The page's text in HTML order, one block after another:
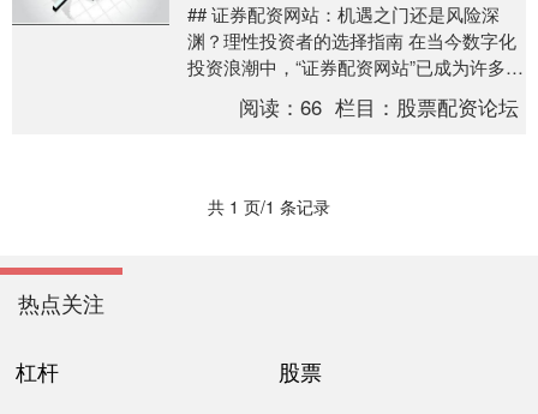
## 证券配资网站：机遇之门还是风险深
渊？理性投资者的选择指南 在当今数字化
投资浪潮中，“证券配资网站”已成为许多寻
求扩大收益的投资者关注的焦点。这些平
台以其便....
阅读：66 栏目： 股票配资论坛
共 1 页/1 条记录
热点关注
杠杆 股票